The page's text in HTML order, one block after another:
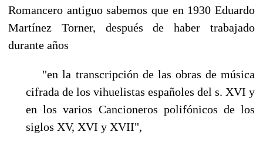
Romancero antiguo sabemos que en 1930 Eduar­do
Martínez Torner, después de haber trabajado
durante años
"en la transcripción de las obras de música
cifrada de los vihuelistas españoles del s. XVI y
en los varios Cancioneros polifónicos de los
siglos XV, XVI y XVII",